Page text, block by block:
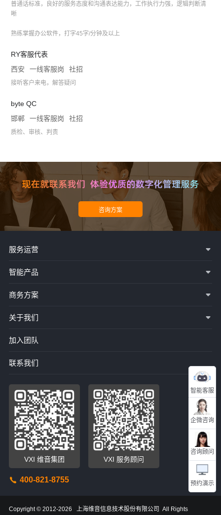
普通话标准，良好的服务态度和沟通表达能力，工作执行力强，逻辑判断清
晰
熟练掌握办公软件，打字45字/分钟及以上
RY客服代表
西安
一线客服岗 社招
接听客户来电，解答疑问
byte QC
邯郸
一线客服岗 社招
质检、审核、判责
智能客服
企微咨询
咨询顾问
预约演示
服务运营
智能产品
商务方案
关于我们
加入团队
联系我们
VXI 维音集团 VXI 服务顾问
400-821-8755
Copyright © 2012-2026 上海维音信息技术股份有限公司 All Rights